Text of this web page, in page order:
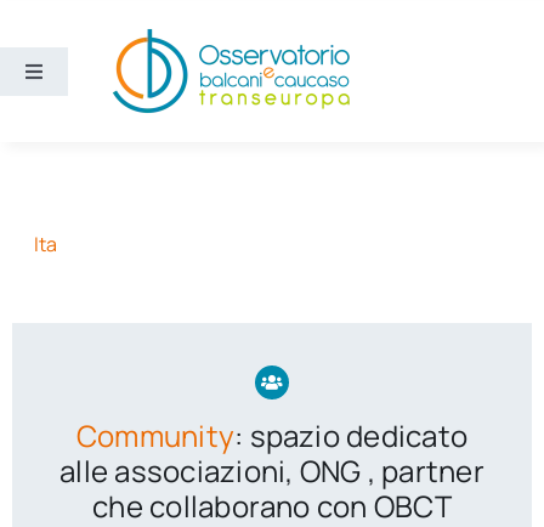
contenuto
Toggle
Chi siamo
Ita
Community: spazio dedicato
alle associazioni, ONG , partner
che collaborano con OBCT